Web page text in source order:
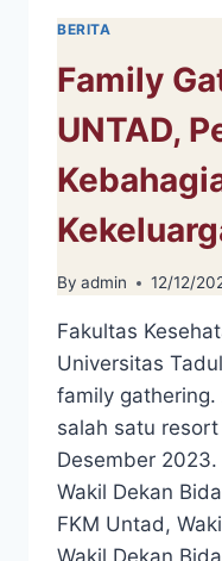
BERITA
Family
UNTAD,
By admin 12/12/
Fakultas
Universitas
family
salah satu
Desember
Wakil Dekan
FKM Untad,